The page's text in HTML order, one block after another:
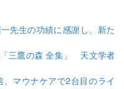
先生の功績に感謝し、新た
三鷹の森 全集」 天文学者
マウナケアで2台目のライ